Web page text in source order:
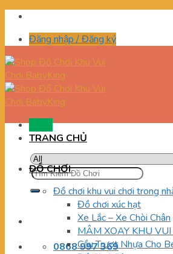
Skip
contentĐăng nhập / Đăng ký
Tìm
kiếm:
0868 997 369
TRANG CHỦ
ĐỒ CHƠI
Đồ chơi khu vui chơi trong
Đồ chơi xúc hạt
Xe Lắc – Xe Chòi Chân
MÂM XOAY KHU VUI
Cầu Trượt Nhựa Cho